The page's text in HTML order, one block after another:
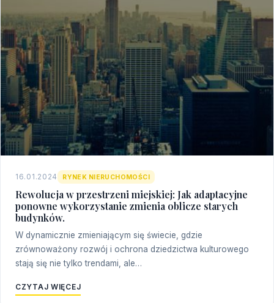
16.01.2024 RYNEK NIERUCHOMOŚCI
Rewolucja w przestrzeni miejskiej: Jak adaptacyjne
ponowne wykorzystanie zmienia oblicze starych
budynków.
W dynamicznie zmieniającym się świecie, gdzie
zrównoważony rozwój i ochrona dziedzictwa kulturowego
stają się nie tylko trendami, ale…
CZYTAJ WIĘCEJ